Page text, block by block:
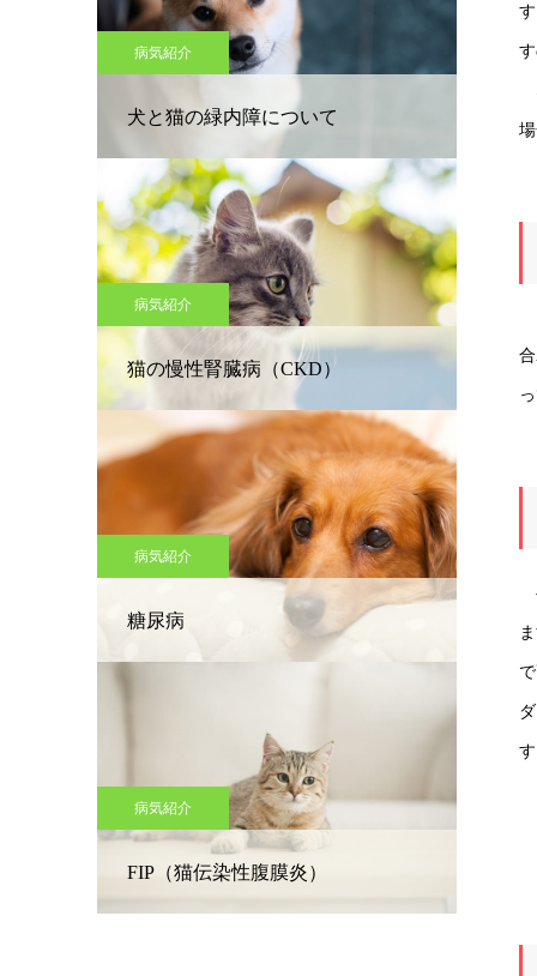
す
病気紹介
犬と猫の緑内障について
病気紹介
猫の慢性腎臓病（CKD）
病気紹介
糖尿病
病気紹介
FIP（猫伝染性腹膜炎）